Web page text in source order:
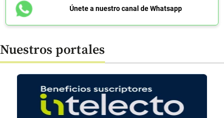
Únete a nuestro canal de Whatsapp
Nuestros portales